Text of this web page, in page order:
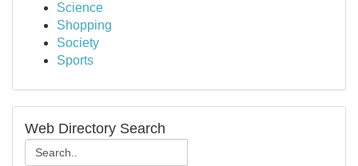
Science
Shopping
Society
Sports
Web Directory Search